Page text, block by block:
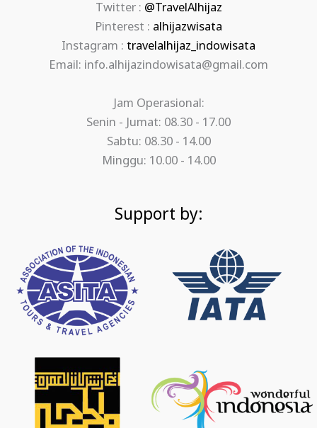
Twitter : @TravelAlhijaz
Pinterest : alhijazwisata
Instagram : travelalhijaz_indowisata
Email: info.alhijazindowisata@gmail.com
Jam Operasional:
Senin - Jumat: 08.30 - 17.00
Sabtu: 08.30 - 14.00
Minggu: 10.00 - 14.00
Support by: